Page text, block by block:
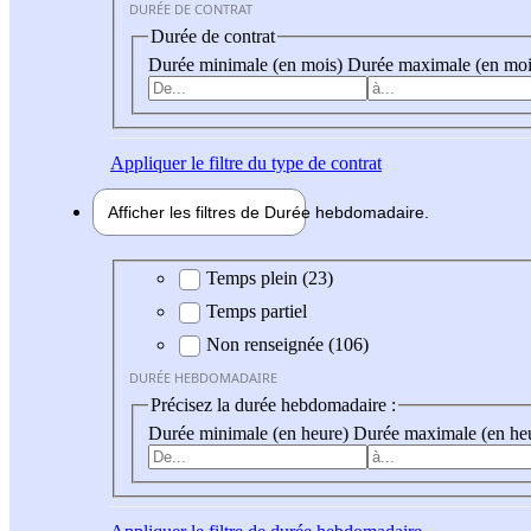
DURÉE DE CONTRAT
Durée de contrat
Durée minimale (en mois) Durée maximale (en
Appliquerle filtre du type de contrat
Afficher les filtres de Durée hebdomadaire
Durée hebdomadaire
Temps plein (23)
Temps partiel
Non renseignée (106)
DURÉE HEBDOMADAIRE
Précisez la durée hebdomadaire :
Durée minimale (en heure) Durée maximale (en